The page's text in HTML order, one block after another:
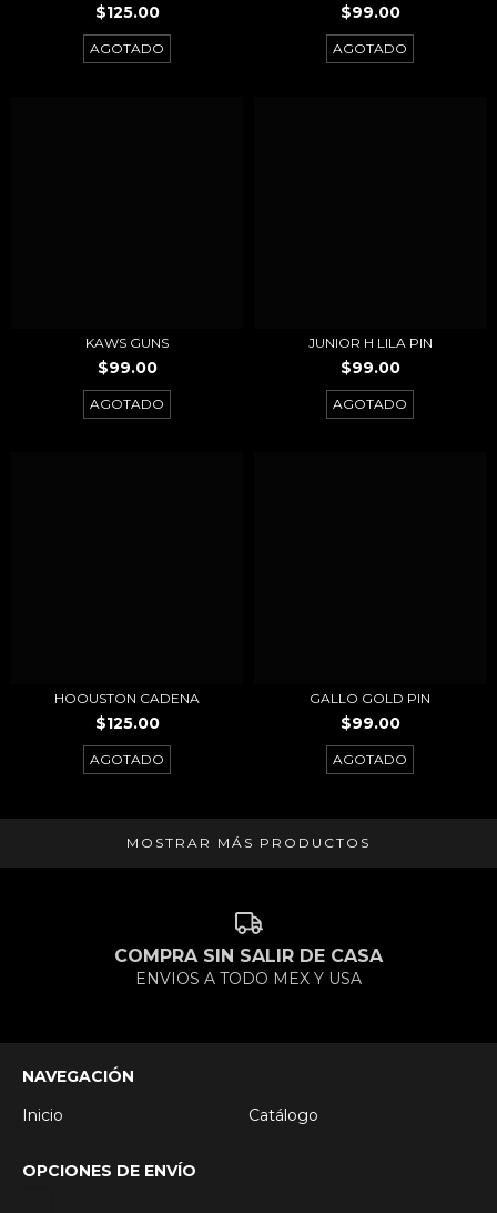
$125.00
AGOTADO
$99.00
AGOTADO
KAWS GUNS
$99.00
AGOTADO
JUNIOR H LILA PIN
$99.00
AGOTADO
HOOUSTON CADENA
$125.00
AGOTADO
GALLO GOLD PIN
$99.00
AGOTADO
MOSTRAR MÁS PRODUCTOS
COMPRA SIN SALIR DE CASA
ENVIOS A TODO MEX Y USA
NAVEGACIÓN
Inicio
Catálogo
OPCIONES DE ENVÍO